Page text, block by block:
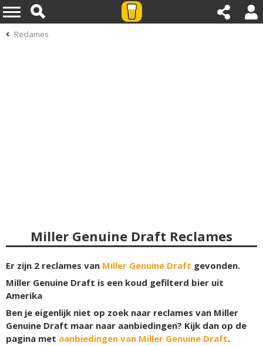
Reclames
Miller Genuine Draft Reclames
Er zijn 2 reclames van Miller Genuine Draft gevonden.
Miller Genuine Draft is een koud gefilterd bier uit
Amerika
Ben je eigenlijk niet op zoek naar reclames van Miller
Genuine Draft maar naar aanbiedingen? Kijk dan op de
pagina met aanbiedingen van Miller Genuine Draft.